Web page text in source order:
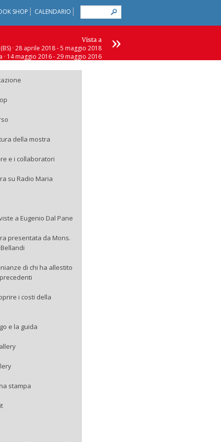
SHOP CALENDARIO
»
Vista a
· 28 aprile 2018 - 5 maggio 2018
· 14 maggio 2016 - 29 maggio 2016
della mostra
e i collaboratori
su Radio Maria
a Eugenio Dal Pane
presentata da Mons.
di chi ha allestito
i costi della
e la guida
stampa